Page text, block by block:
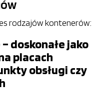
rodzajów kontenerów:
doskonałe jako
placach
obsługi czy